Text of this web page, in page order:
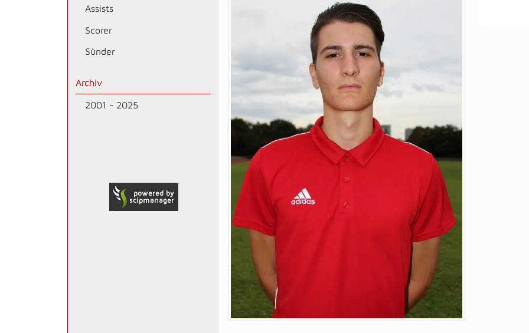
Assists
Scorer
Sünder
Archiv
2001 - 2025